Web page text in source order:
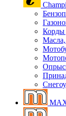
Корды
Масла,